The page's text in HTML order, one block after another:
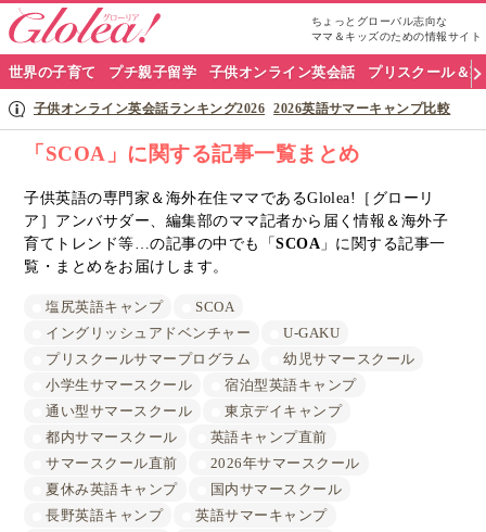
ちょっとグローバル志向な
ママ＆キッズのための情報サイト
グ
ロ
リ
ア
ナ
世界の子育て プチ親子留学 子供オンライン英会話 プリスクール＆
子供オンライン英会話ランキング2026 2026英語サマーキャンプ比較
「SCOA」に関する記事一覧まとめ
子供英語の専門家＆海外在住ママであるGlolea!［グローリ
ア］アンバサダー、編集部のママ記者から届く情報＆海外子
育てトレンド等…の記事の中でも「SCOA 」に関する記事一
覧・まとめをお届けします。
塩尻英語キャンプ
SCOA
イングリッシュアドベンチャー
U-GAKU
プリスクールサマープログラム
幼児サマースクール
小学生サマースクール
宿泊型英語キャンプ
通い型サマースクール
東京デイキャンプ
都内サマースクール
英語キャンプ直前
サマースクール直前
2026年サマースクール
夏休み英語キャンプ
国内サマースクール
長野英語キャンプ
英語サマーキャンプ